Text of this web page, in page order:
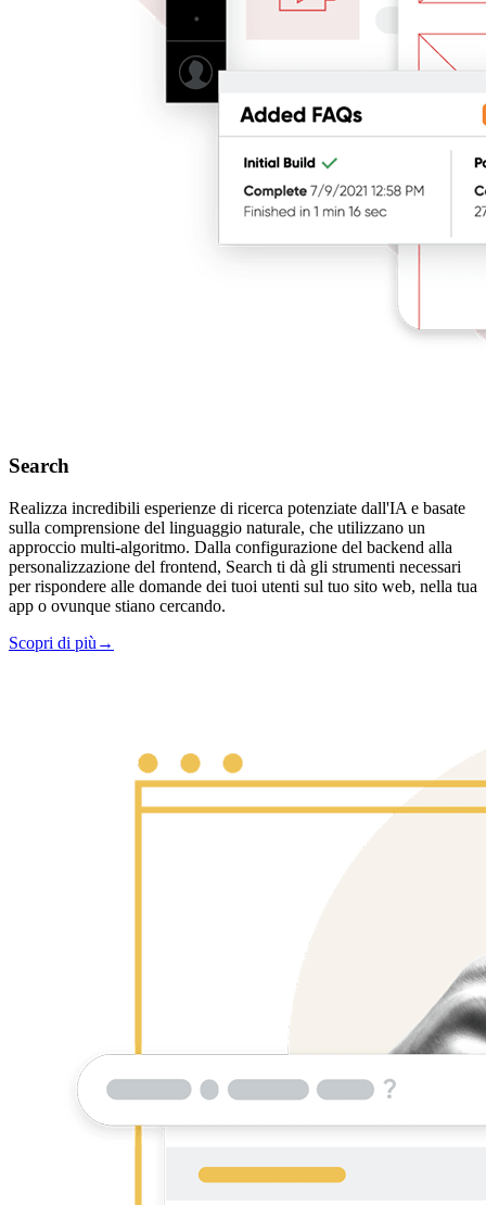
Search
Realizza incredibili esperienze di ricerca potenziate dall'IA e basate
sulla comprensione del linguaggio naturale, che utilizzano un
approccio multi-algoritmo. Dalla configurazione del backend alla
personalizzazione del frontend, Search ti dà gli strumenti necessari
per rispondere alle domande dei tuoi utenti sul tuo sito web, nella tua
app o ovunque stiano cercando.
Scopri di più →